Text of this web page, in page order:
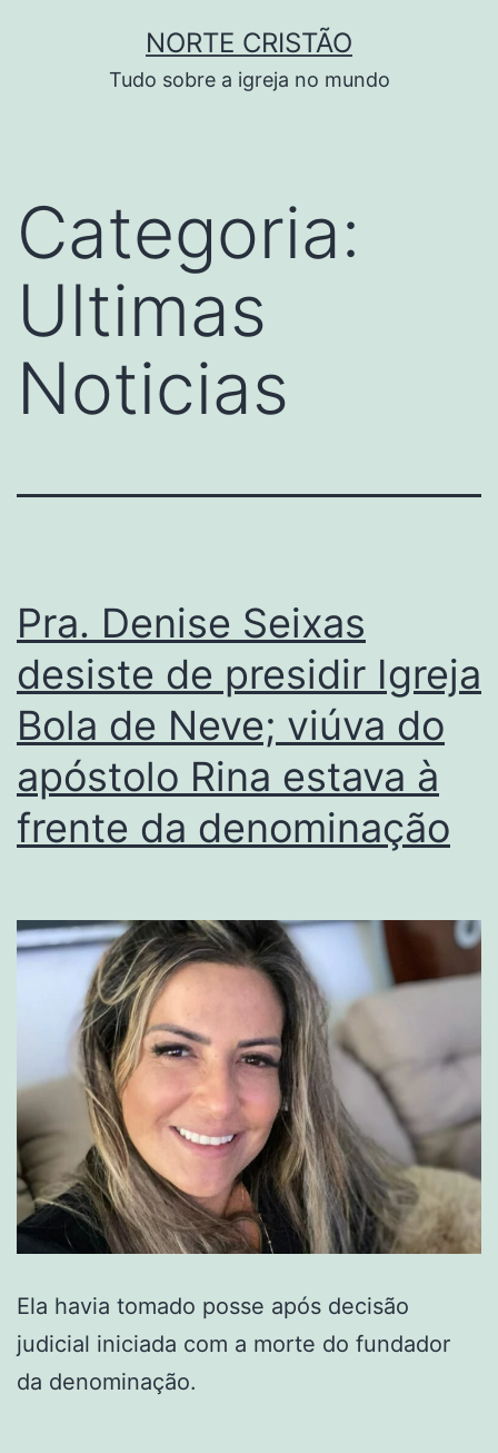
NORTE CRISTÃO
Tudo sobre a igreja no mundo
Categoria:
Ultimas
Noticias
Pra. Denise Seixas
desiste de presidir Igreja
Bola de Neve; viúva do
apóstolo Rina estava à
frente da denominação
Ela havia tomado posse após decisão
judicial iniciada com a morte do fundador
da denominação.